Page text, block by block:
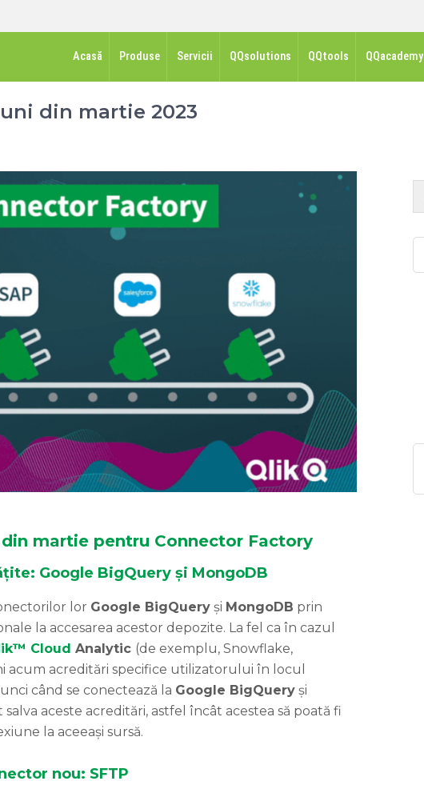
Acasă Produse Servicii QQsolutions QQtools QQacademy
din martie 2023
martie pentru Connector Factory
Google BigQuery și MongoDB
lor Google BigQuery și MongoDB prin
la accesarea acestor depozite. La fel ca în cazul
Cloud Analytic (de exemplu, Snowflake,
acum acreditări specifice utilizatorului în locul
când se conectează la Google BigQuery și
aceste acreditări, astfel încât acestea să poată fi
la aceeași sursă.
nou: SFTP